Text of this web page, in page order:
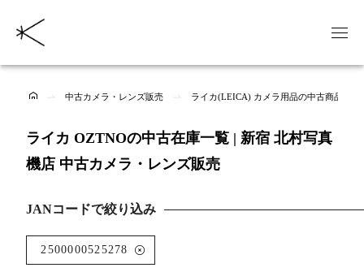
中古カメラ・レンズ販売 ライカ(LEICA) カメラ用品の中古商品一覧
ライカ OZTNOの中古在庫一覧 | 新宿 北村写真
機店 中古カメラ・レンズ販売
JANコードで絞り込み
2500000525278